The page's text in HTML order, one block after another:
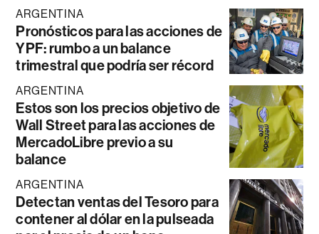
ARGENTINA
Pronósticos para las acciones de
YPF: rumbo a un balance
trimestral que podría ser récord
ARGENTINA
Estos son los precios objetivo de
Wall Street para las acciones de
MercadoLibre previo a su
balance
ARGENTINA
Detectan ventas del Tesoro para
contener al dólar en la pulseada